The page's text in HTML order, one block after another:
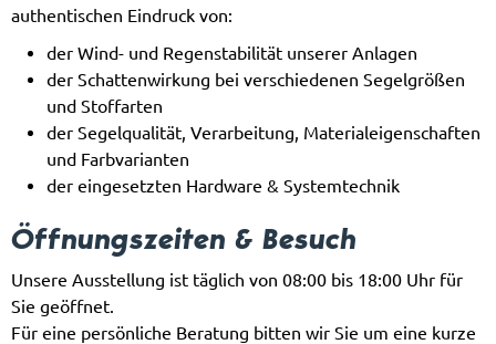
authentischen Eindruck von:
der Wind- und Regenstabilität unserer Anlagen
der Schattenwirkung bei verschiedenen Segelgrößen
und Stoffarten
der Segelqualität, Verarbeitung, Materialeigenschaften
und Farbvarianten
der eingesetzten Hardware & Systemtechnik
Öffnungszeiten & Besuch
Unsere Ausstellung ist täglich von 08:00 bis 18:00 Uhr für
Sie geöffnet.
Für eine persönliche Beratung bitten wir Sie um eine kurze